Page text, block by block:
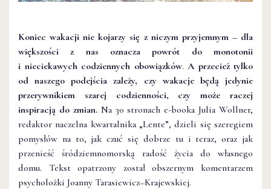
Koniec wakacji nie kojarzy się z niczym przyjemnym – dla
większości z nas oznacza powrót do monotonii
i nieciekawych codziennych obowiązków. A przecież tylko
od naszego podejścia zależy, czy wakacje będą jedynie
przerywnikiem szarej codzienności, czy może raczej
inspiracją do zmian.Na 30 stronach e-booka Julia Wollner,
redaktor naczelna kwartalnika „Lente”, dzieli się szeregiem
pomysłów na to, jak czuć się dobrze tu i teraz, oraz jak
przenieść śródziemnomorską radość życia do własnego
domu. Tekst opatrzony został obszernym komentarzem
psycholożki Joanny Tarasiewicz–Krajewskiej.